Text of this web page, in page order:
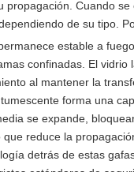
propagación. Cuando se
de su tipo.
estable a
confinadas. El vidrio
al mantener la
forma una
se expande,
que reduce la
detrás de estas